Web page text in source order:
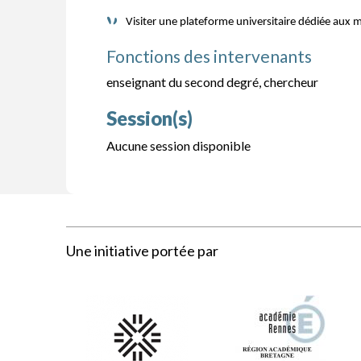
Visiter une plateforme universitaire dédiée aux
Fonctions des intervenants
enseignant du second degré, chercheur
Session(s)
Aucune session disponible
Une initiative portée par